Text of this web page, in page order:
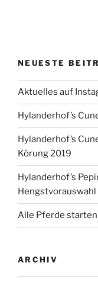
NEUESTE
Aktuelles auf
Hylanderhof’s
Hylanderhof’s
Körung 2019
Hylanderhof’s
Hengstvorauswahl
Alle Pferde
ARCHIV